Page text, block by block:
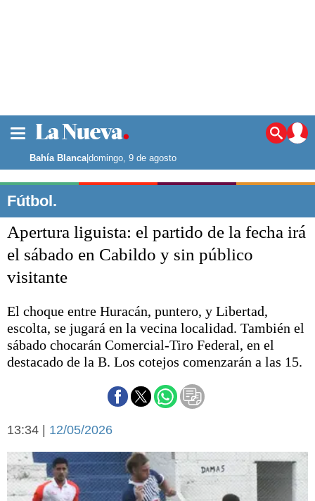
Noticias
La ciudad
Punta Alta
El mundo
Seguridad
Opinión
Básquetbol
Fútbol
Federal A
Cines
Economía y campo
Espacio empresas
Sociedad y tiempo
libre
Sociedad
Tecnología
Bahía Blanca|domingo, 9 de agosto
Fútbol.
Apertura liguista: el partido de la fecha irá
el sábado en Cabildo y sin público
visitante
El choque entre Huracán, puntero, y Libertad,
escolta, se jugará en la vecina localidad. También el
sábado chocarán Comercial-Tiro Federal, en el
destacado de la B. Los cotejos comenzarán a las 15.
13:34 | 12/05/2026